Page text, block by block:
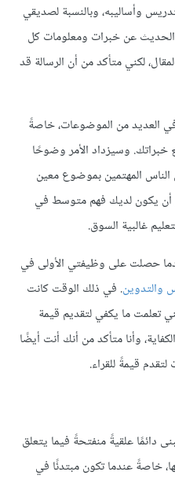
وأساليبه، وبالنسبة لصديقي
الحديث عن خبرات ومعلومات كل
لكني متأكد من أن الرسالة قد
في العديد من الموضوعات، خاصةً
وسيزداد الأمر وضوحًا
الناس المهتمين بموضوع معين
أن يكون لديك فهم متوسط في
غالبية السوق.
حصلت على وظيفتي الأولى في
والتدوين. في ذلك الوقت كانت
تعلمت ما يكفي لتقديم قيمة
وأنا متأكد من أنك أنت أيضًا
قيمةً للقراء.
دائمًا علقيةً منفتحةً فيما يتعلق
خاصةً عندما تكون مبتدئًا في